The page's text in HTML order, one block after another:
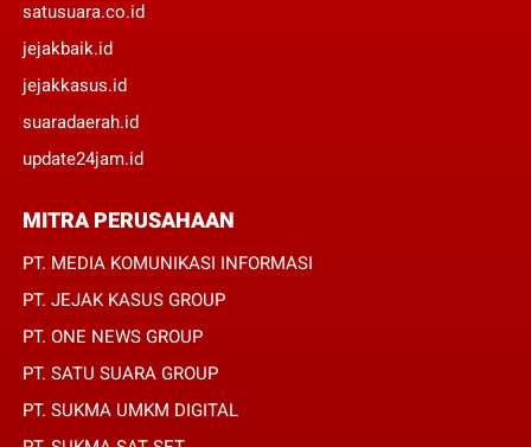
satusuara.co.id
jejakbaik.id
jejakkasus.id
suaradaerah.id
update24jam.id
MITRA PERUSAHAAN
PT. MEDIA KOMUNIKASI INFORMASI
PT. JEJAK KASUS GROUP
PT. ONE NEWS GROUP
PT. SATU SUARA GROUP
PT. SUKMA UMKM DIGITAL